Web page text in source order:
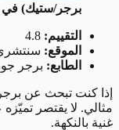
برجر/ستيك) في
التقييم:
الموقع:
الطابع: برجر
إذا كنت تبحث عن
مثالي. لا يقتصر
غنية بالنكهة.